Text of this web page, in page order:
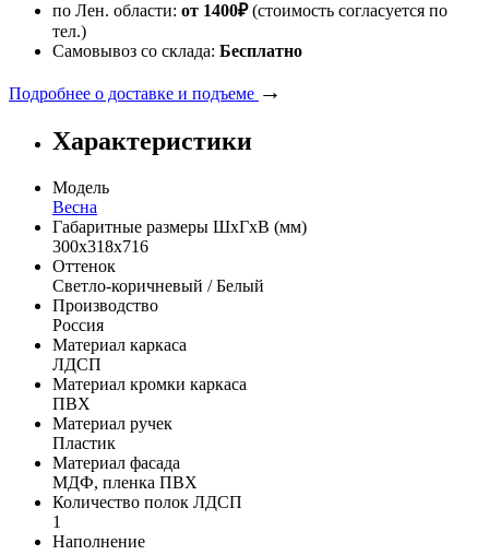
по Лен. области: от 1400₽(стоимость согласуется по
тел.)
Самовывоз со склада: Бесплатно
Подробнее о доставке и подъеме →
Характеристики
Модель
Весна
Габаритные размеры ШхГхВ (мм)
300х318х716
Оттенок
Светло-коричневый / Белый
Производство
Россия
Материал каркаса
ЛДСП
Материал кромки каркаса
ПВХ
Материал ручек
Пластик
Материал фасада
МДФ, пленка ПВХ
Количество полок ЛДСП
1
Наполнение